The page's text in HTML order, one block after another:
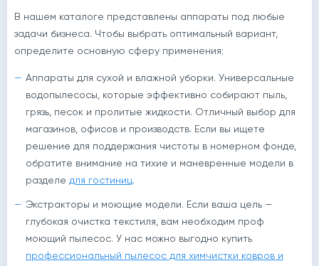
В нашем каталоге представлены аппараты под любые
задачи бизнеса. Чтобы выбрать оптимальный вариант,
определите основную сферу применения:
Аппараты для сухой и влажной уборки. Универсальные
водопылесосы, которые эффективно собирают пыль,
грязь, песок и пролитые жидкости. Отличный выбор для
магазинов, офисов и производств. Если вы ищете
решение для поддержания чистоты в номерном фонде,
обратите внимание на тихие и маневренные модели в
разделе для гостиниц.
Экстракторы и моющие модели. Если ваша цель —
глубокая очистка текстиля, вам необходим проф
моющий пылесос. У нас можно выгодно купить
профессиональный пылесос для химчистки ковров и